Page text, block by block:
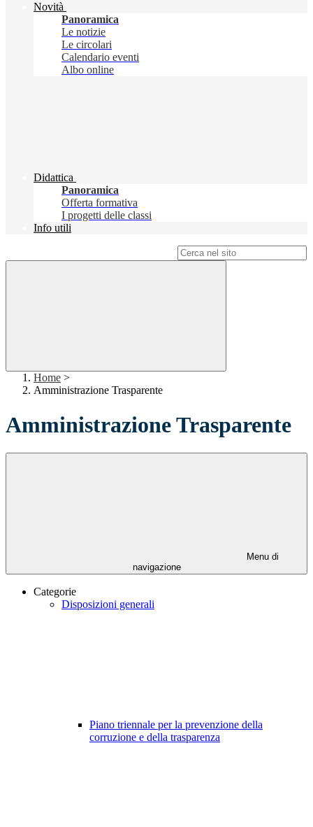
Novità
Panoramica
Le notizie
Le circolari
Calendario eventi
Albo online
Didattica
Panoramica
Offerta formativa
I progetti delle classi
Info utili
Home >
Amministrazione Trasparente
Amministrazione Trasparente
Menu di
navigazione
Categorie
Disposizioni generali
Piano triennale per la prevenzione della
corruzione e della trasparenza